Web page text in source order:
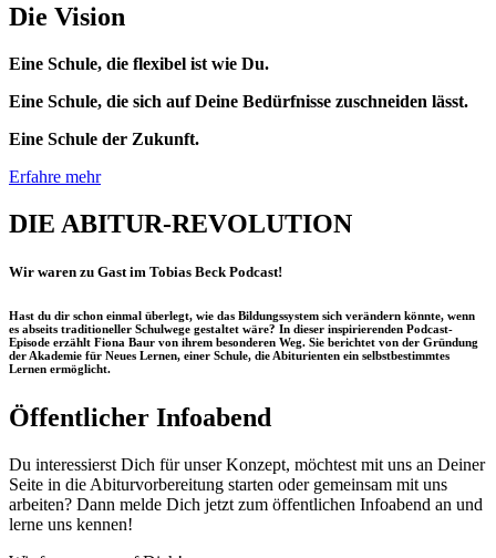
Die Vision
Eine Schule, die flexibel ist wie Du.
Eine Schule, die sich auf Deine Bedürfnisse zuschneiden lässt.
Eine Schule der Zukunft.
Erfahre mehr
DIE ABITUR-REVOLUTION
Wir waren zu Gast im Tobias Beck Podcast!
Hast du dir schon einmal überlegt, wie das Bildungssystem sich verändern könnte, wenn
es abseits traditioneller Schulwege gestaltet wäre? In dieser inspirierenden Podcast-
Episode erzählt Fiona Baur von ihrem besonderen Weg. Sie berichtet von der Gründung
der Akademie für Neues Lernen, einer Schule, die Abiturienten ein selbstbestimmtes
Lernen ermöglicht.
Öffentlicher Infoabend
Du interessierst Dich für unser Konzept, möchtest mit uns an Deiner
Seite in die Abiturvorbereitung starten oder gemeinsam mit uns
arbeiten? Dann melde Dich jetzt zum öffentlichen Infoabend an und
lerne uns kennen!